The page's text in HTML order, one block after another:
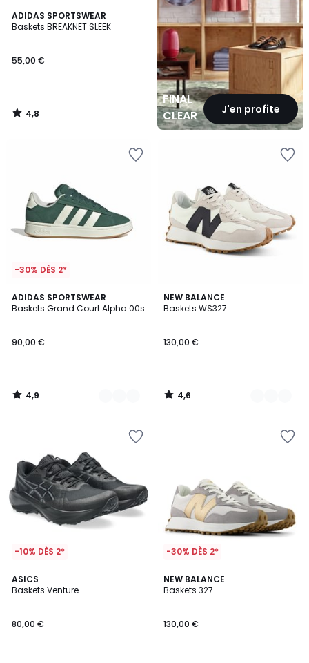
ADIDAS SPORTSWEAR
Baskets BREAKNET SLEEK
55,00 €
4,8
/ 5
4,8
/
FINAL
CLEARANCEJ'en profite
-30% DÈS 2*
ADIDAS SPORTSWEAR
Baskets Grand Court Alpha 00s
90,00 €
4,9
/ 5
2
Couleurs
4,9
/
NEW BALANCE
Baskets WS327
130,00 €
4,6
/ 5
3
Couleurs
4,6
/
-10% DÈS 2*
ASICS
Baskets Venture
80,00 €
4,9
/ 5
2
Couleurs
-30% DÈS 2*
NEW BALANCE
Baskets 327
130,00 €
4,6
/ 5
2
Couleurs